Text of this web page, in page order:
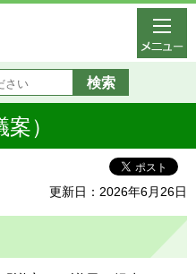
）
更新日：2026年6月26日